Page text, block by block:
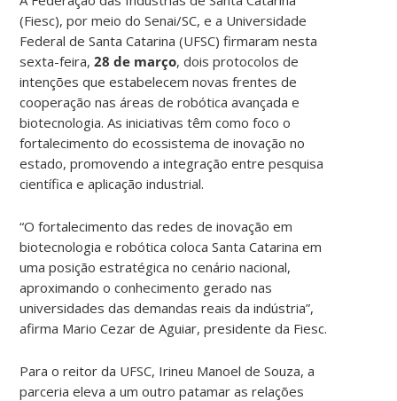
(Fiesc), por meio do Senai/SC, e a Universidade
Federal de Santa Catarina (UFSC) firmaram nesta
sexta-feira,28 de março, dois protocolos de
intenções que estabelecem novas frentes de
cooperação nas áreas de robótica avançada e
biotecnologia. As iniciativas têm como foco o
fortalecimento do ecossistema de inovação no
estado, promovendo a integração entre pesquisa
científica e aplicação industrial.
“O fortalecimento das redes de inovação em
biotecnologia e robótica coloca Santa Catarina em
uma posição estratégica no cenário nacional,
aproximando o conhecimento gerado nas
universidades das demandas reais da indústria”,
afirma Mario Cezar de Aguiar, presidente da Fiesc.
Para o reitor da UFSC, Irineu Manoel de Souza, a
parceria eleva a um outro patamar as relações